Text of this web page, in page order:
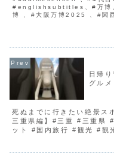
mapping on sand)
#englishsubtitles、#万博
博 、#大阪万博2025 、#関
日帰
グル
死ぬまでに行きたい絶景ス
三重県編】#三重 #三重県
ット #国内旅行 #観光 #観